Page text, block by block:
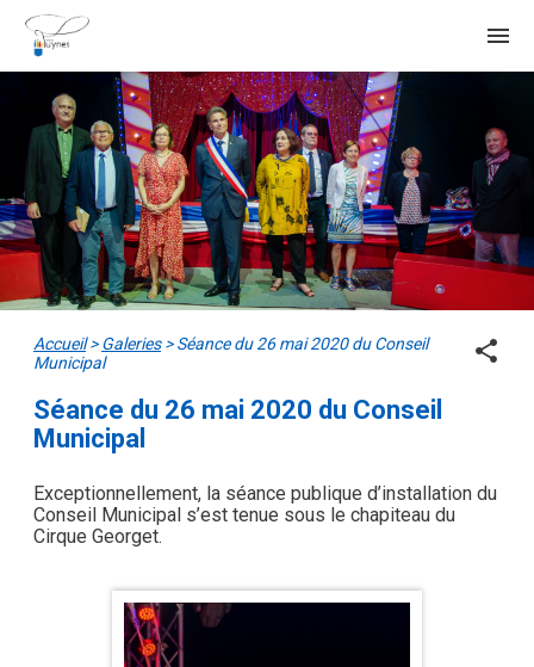
menu
Accueil>Galeries>Séance du 26 mai 2020 du Conseil
Municipal
share
Séance du 26 mai 2020 du Conseil
Municipal
Exceptionnellement, la séance publique d’installation du
Conseil Municipal s’est tenue sous le chapiteau du
Cirque Georget.